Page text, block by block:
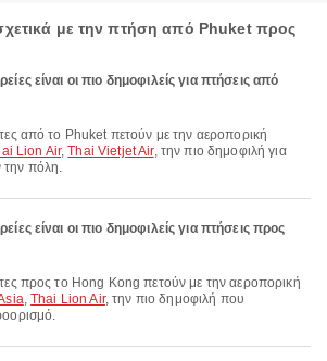
με την πτήση από Phuket προς
είναι οι πιο δημοφιλείς για πτήσεις από
Lion Air,Thai Vietjet Air, την πιο δημοφιλή για
την πόλη.
είναι οι πιο δημοφιλείς για πτήσεις προς
,Thai Lion Air, την πιο δημοφιλή που